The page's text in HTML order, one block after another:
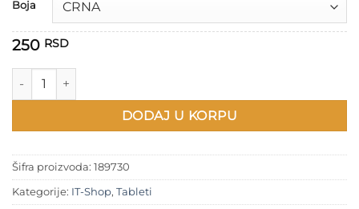
350 RSD
Boja
250 RSD
Postolje za iPad količina
DODAJ U KORPU
Šifra proizvoda: 189730
Kategorije: IT-Shop, Tableti